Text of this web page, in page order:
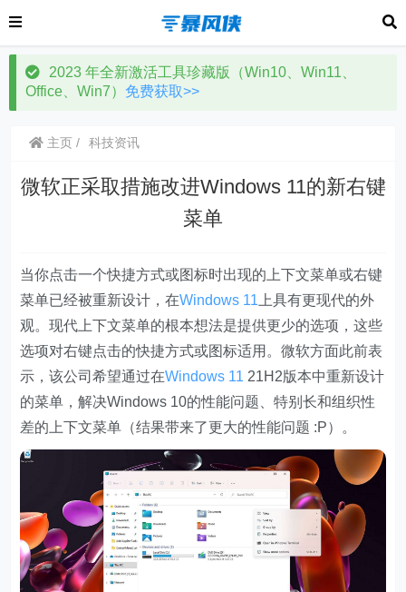
2023 年全新激活工具珍藏版（Win10、Win11、
Office、Win7） 免费获取>>
主页 科技资讯
微软正采取措施改进Windows 11的新右键
菜单
当你点击一个快捷方式或图标时出现的上下文菜单或右键
菜单已经被重新设计，在Windows 11 上具有更现代的外
观。现代上下文菜单的根本想法是提供更少的选项，这些
选项对右键点击的快捷方式或图标适用。微软方面此前表
示，该公司希望通过在Windows 11 21H2版本中重新设计
的菜单，解决Windows 10的性能问题、特别长和组织性
差的上下文菜单（结果带来了更大的性能问题 :P）。